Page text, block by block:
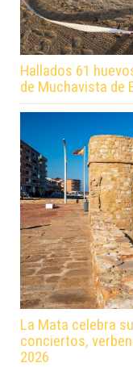
Hallados 61
de Muchavista de
La Mata celebra
conciertos,
2026